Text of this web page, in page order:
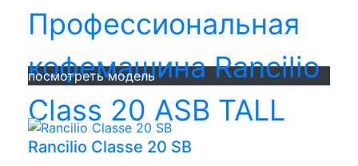
Профессиональная
кофемашина Rancilio
Class 20 ASB TALL
посмотреть модель
Rancilio Classe 20 SB